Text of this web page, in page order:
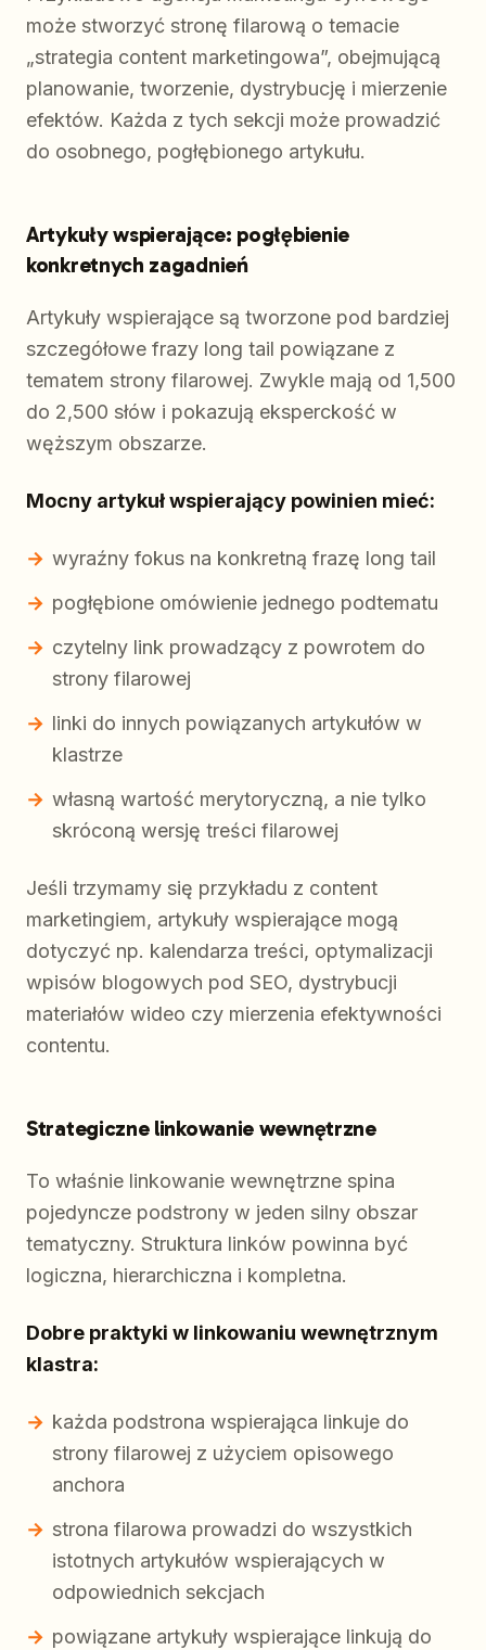
może stworzyć stronę filarową o temacie
„strategia content marketingowa”, obejmującą
planowanie, tworzenie, dystrybucję i mierzenie
efektów. Każda z tych sekcji może prowadzić
do osobnego, pogłębionego artykułu.
Artykuły wspierające: pogłębienie
konkretnych zagadnień
Artykuły wspierające są tworzone pod bardziej
szczegółowe frazy long tail powiązane z
tematem strony filarowej. Zwykle mają od 1,500
do 2,500 słów i pokazują eksperckość w
węższym obszarze.
Mocny artykuł wspierający powinien mieć:
wyraźny fokus na konkretną frazę long tail
pogłębione omówienie jednego podtematu
czytelny link prowadzący z powrotem do
strony filarowej
linki do innych powiązanych artykułów w
klastrze
własną wartość merytoryczną, a nie tylko
skróconą wersję treści filarowej
Jeśli trzymamy się przykładu z content
marketingiem, artykuły wspierające mogą
dotyczyć np. kalendarza treści, optymalizacji
wpisów blogowych pod SEO, dystrybucji
materiałów wideo czy mierzenia efektywności
contentu.
Strategiczne linkowanie wewnętrzne
To właśnie linkowanie wewnętrzne spina
pojedyncze podstrony w jeden silny obszar
tematyczny. Struktura linków powinna być
logiczna, hierarchiczna i kompletna.
Dobre praktyki w linkowaniu wewnętrznym
klastra:
każda podstrona wspierająca linkuje do
strony filarowej z użyciem opisowego
anchora
strona filarowa prowadzi do wszystkich
istotnych artykułów wspierających w
odpowiednich sekcjach
powiązane artykuły wspierające linkują do